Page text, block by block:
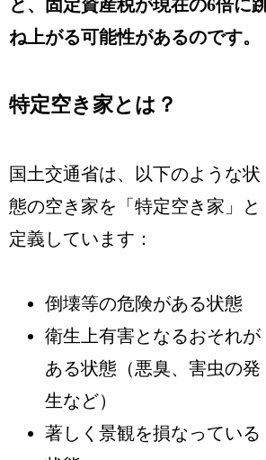
と、固定資産税が現在の6倍に
ね上がる可能性があるのです。
特定空き家とは？
国土交通省は、以下のような状
態の空き家を「特定空き家」と
定義しています：
倒壊等の危険がある状態
衛生上有害となるおそれが
ある状態（悪臭、害虫の発
生など）
著しく景観を損なっている